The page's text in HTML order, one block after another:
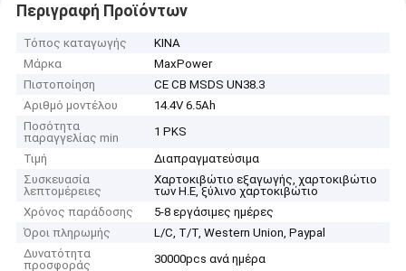
Περιγραφή Προϊόντων
Τόπος καταγωγής
ΚΙΝΑ
Μάρκα
MaxPower
Πιστοποίηση
CE CB MSDS UN38.3
Αριθμό μοντέλου
14.4V 6.5Ah
Ποσότητα
παραγγελίας min
1 PKS
Τιμή
Διαπραγματεύσιμα
Συσκευασία
λεπτομέρειες
Χαρτοκιβώτιο εξαγωγής, χαρτοκιβώτιο
των Η.Ε, ξύλινο χαρτοκιβώτιο
Χρόνος παράδοσης
5-8 εργάσιμες ημέρες
Όροι πληρωμής
L/C, T/T, Western Union, Paypal
Δυνατότητα
προσφοράς
30000pcs ανά ημέρα